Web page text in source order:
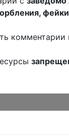
комментарии